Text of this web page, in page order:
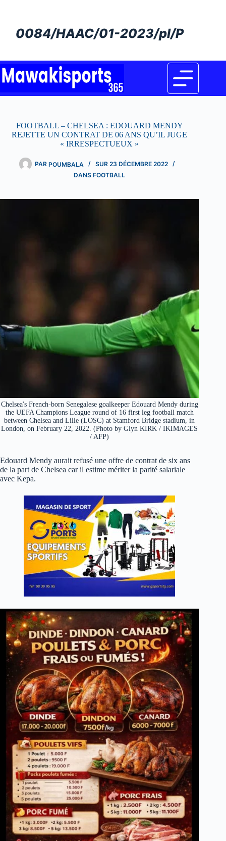
0084/HAAC/01-2023/pl/P
FOOTBALL – CHELSEA : EDOUARD MENDY
REJETTE UN CONTRAT DE 06 ANS QU’IL JUGE
« IRRESPECTUEUX »
PAR POUMBALA SUR 23 DÉCEMBRE 2022
DANS FOOTBALL
Chelsea's French-born Senegalese goalkeeper Edouard Mendy during
the UEFA Champions League round of 16 first leg football match
between Chelsea and Lille (LOSC) at Stamford Bridge stadium, in
London, on February 22, 2022. (Photo by Glyn KIRK / IKIMAGES
/ AFP)
Edouard Mendy aurait refusé une offre de contrat de six ans
de la part de Chelsea car il estime mériter la parité salariale
avec Kepa.